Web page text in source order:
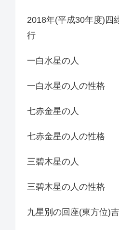
2018年(平成30年度)四
行
一白水星の人
一白水星の人の性格
七赤金星の人
七赤金星の人の性格
三碧木星の人
三碧木星の人の性格
九星別の回座(東方位)